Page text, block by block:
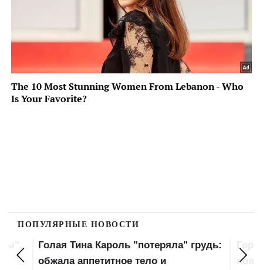
ПОПУЛЯРНЫЕ НОВОСТИ
Голая Тина Кароль "потеряла" грудь:
обжала аппетитное тело и